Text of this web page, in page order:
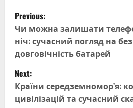
P
o
s
t
n
Previous:
Чи можна залишати
ніч: сучасний погляд на
довговічність батарей
Next:
Країни середземномор’я:
цивілізацій та сучасний